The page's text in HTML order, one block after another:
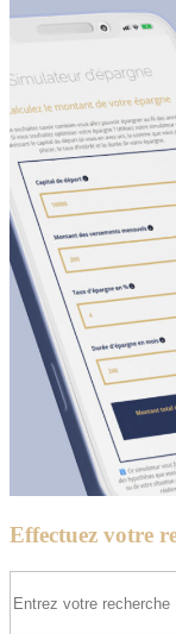
Effectuez votre